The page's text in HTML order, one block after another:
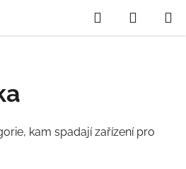
Hledat
KOŠÍK
kam spadají zařízení pro